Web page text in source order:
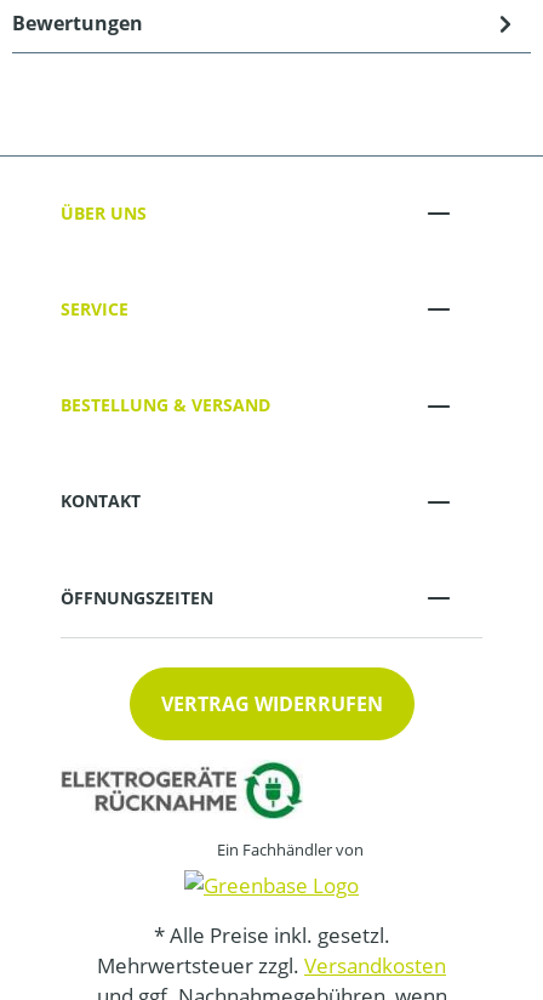
Bewertungen
ÜBER UNS
SERVICE
BESTELLUNG & VERSAND
KONTAKT
ÖFFNUNGSZEITEN
VERTRAG WIDERRUFEN
Ein Fachhändler von
* Alle Preise inkl. gesetzl.
Mehrwertsteuer zzgl. Versandkosten